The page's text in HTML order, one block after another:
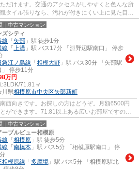
だけます。交通のアクセスがしやすくと色んな所
タイル張りなら、汚れが付きにくい上に見た目も
近郊ですので、落...
｜中古マンション
ズシティ
線 「 矢部 」駅 徒歩1分
線 「 上溝 」駅 バス17分 「淵野辺駅南口」 停歩
急江ノ島線 「 相模大野 」駅 バス30分 「矢部駅
」 停歩11分
万円
:3LDK/71.81㎡
川県相模原市中央区矢部新町
西向きです。お探しの方はどうぞ。月額6500円
ができます。71.81以上ある広いお部屋ですの
。宅配ボックス付きです...
｜中古マンション
ーブルビュー相模原
線 「 相模原 」駅 徒歩5分
線 「 南橋本 」駅 バス5分 「相模原駅南口」 停
相模原線 「 多摩境 」駅 バス5分 「相模原駅北